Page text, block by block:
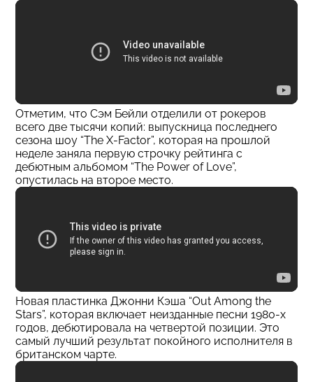
Отметим, что Сэм Бейли отделили от рокеров
всего две тысячи копий: выпускница последнего
сезона шоу “The X-Factor”, которая на прошлой
неделе заняла первую строчку рейтинга с
дебютным альбомом “The Power of Love”,
опустилась на второе место.
Новая пластинка Джонни Кэша “Out Among the
Stars”, которая включает неизданные песни 1980-х
годов, дебютировала на четвертой позиции. Это
самый лучший результат покойного исполнителя в
британском чарте.